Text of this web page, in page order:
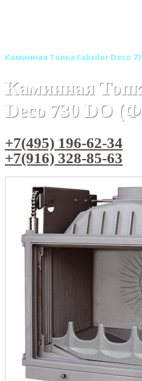
Каминная Топка Fabrilor Deco
Каминная
Deco 730 DO
+7(495) 196-62-34
+7(916) 328-85-63